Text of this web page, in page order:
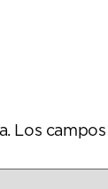
Los